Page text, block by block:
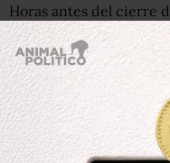
Horas antes del cierre
“acarreo descarado”
favorecer a su
Entrevistado luego
detalló que presentará
detectados en
Jalisco, Nuevo León,